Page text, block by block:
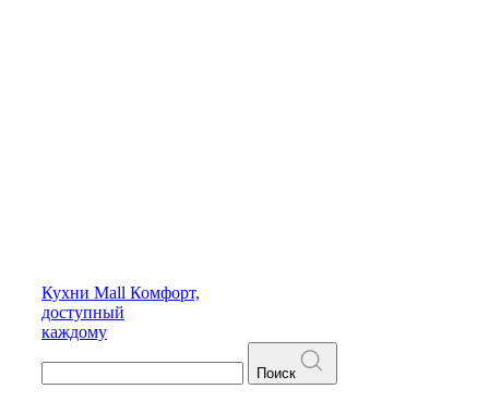
Кухни Mall Комфорт,
доступный
каждому
Поиск